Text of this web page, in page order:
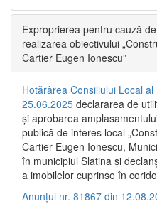
Exproprierea pentru cauză
realizarea obiectivului
Cartier Eugen Ionescu”
Hotărârea Consiliului Local
25.06.2025 declararea de
și aprobarea
publică de interes local
Cartier Eugen Ionescu,
în municipiul Slatina și
a imobilelor cuprinse în
Anunțul nr. 81867 din